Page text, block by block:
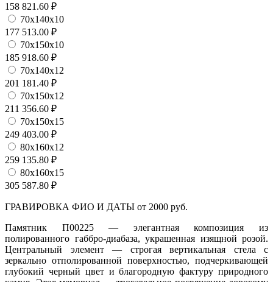
158 821.60 ₽
70х140х10
177 513.00 ₽
70х150х10
185 918.60 ₽
70х140х12
201 181.40 ₽
70х150х12
211 356.60 ₽
70х150х15
249 403.00 ₽
80х160х12
259 135.80 ₽
80х160х15
305 587.80 ₽
ГРАВИРОВКА ФИО И ДАТЫ от 2000 руб.
Памятник П00225 — элегантная композиция из
полированного габбро-диабаза, украшенная изящной розой.
Центральный элемент — строгая вертикальная стела с
зеркально отполированной поверхностью, подчеркивающей
глубокий черный цвет и благородную фактуру природного